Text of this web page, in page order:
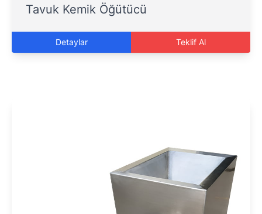
Tavuk Kemik Öğütücü
Detaylar Teklif Al